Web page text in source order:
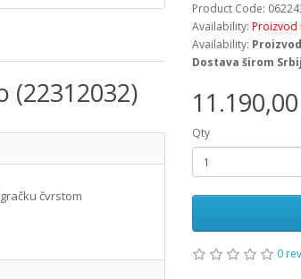
(22312032)
čvrstom
Product Code:
Availability: Proizvod
Availability:
Dostava širom
Qty
0